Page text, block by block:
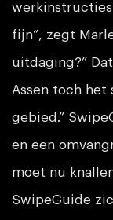
fijn”, zegt
uitdaging?”
Assen toch het
gebied.”
en een
moet nu
SwipeGuide